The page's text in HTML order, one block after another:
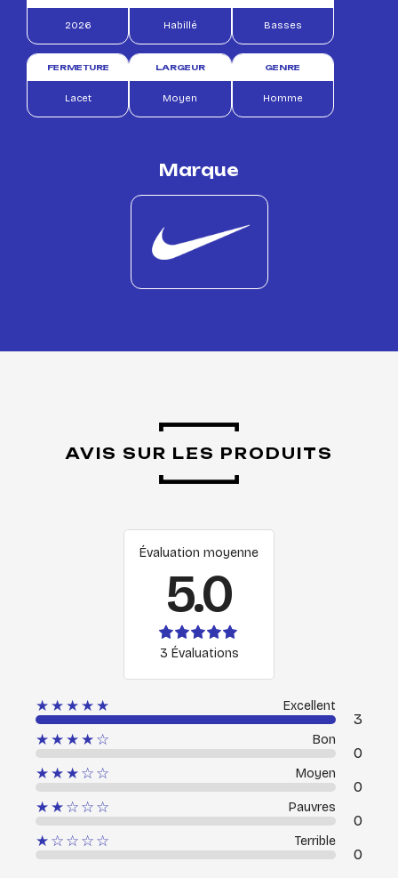
2026 Habillé Basses
FERMETURE
Lacet
LARGEUR
Moyen
GENRE
Homme
Marque
AVIS SUR LES PRODUITS
Évaluation moyenne
5.0
3 Évaluations
★★★★★ Excellent
3
★★★★☆
Bon
0
★★★☆☆
Moyen
0
★★☆☆☆
Pauvres
0
★☆☆☆☆
Terrible
0